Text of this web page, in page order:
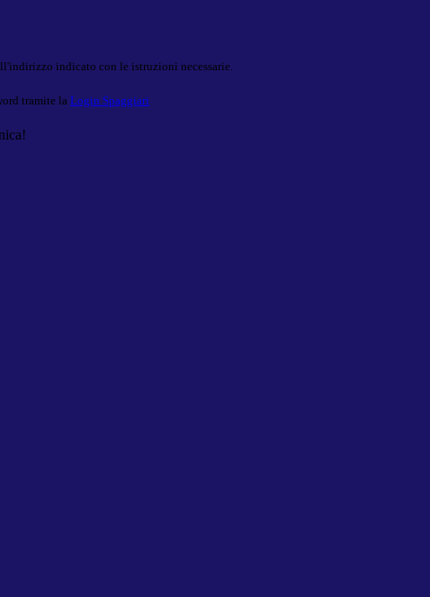
indicato con le istruzioni necessarie.
tramite la Login Spaggiari